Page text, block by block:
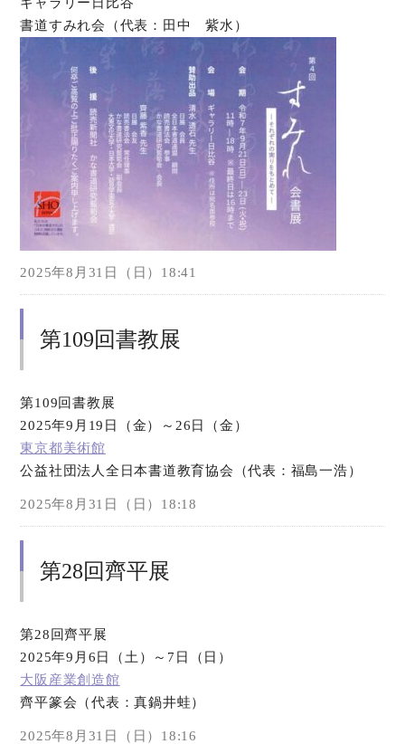
書道すみれ会（代表：田中 紫水）
2025年8月31日（日）18:41
第109回書教展
第109回書教展
2025年9月19日（金）～26日（金）
東京都美術館
公益社団法人全日本書道教育協会（代表：福島一浩）
2025年8月31日（日）18:18
第28回齊平展
第28回齊平展
2025年9月6日（土）～7日（日）
大阪産業創造館
齊平篆会（代表：真鍋井蛙）
2025年8月31日（日）18:16